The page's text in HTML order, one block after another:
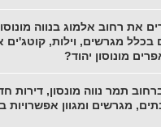
את רחוב אלמוג בנווה
בכלל מגרשים, וילות, קוטג'ים
מונוסון יהוד?
תמר נווה מונסון, דירות
מגרשים ומגוון אפשרויות